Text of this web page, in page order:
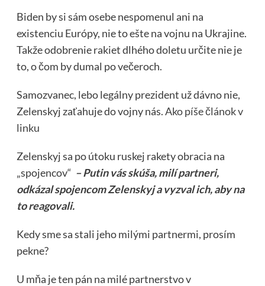
Biden by si sám osebe nespomenul ani na
existenciu Európy, nie to ešte na vojnu na Ukrajine.
Takže odobrenie rakiet dlhého doletu určite nie je
to, o čom by dumal po večeroch.
Samozvanec, lebo legálny prezident už dávno nie,
Zelenskyj zaťahuje do vojny nás.Ako píše článok v
linku
Zelenskyj sa po útoku ruskej rakety obracia na
„spojencov“ – Putin vás skúša, milí partneri,
odkázal spojencom Zelenskyj a vyzval ich, aby na
to reagovali.
Kedy sme sa stali jeho milými partnermi, prosím
pekne?
U mňa je ten pán na milé partnerstvo v